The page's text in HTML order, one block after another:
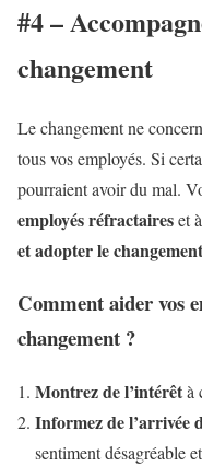
#4 –
changement
Le changement ne
tous vos employés. Si
pourraient avoir du mal.
employés réfractaireset
et adopter le
Comment aider vos
changement ?
Montrez de l’intérêtà
Informez de l’arrivée
sentiment désagréable